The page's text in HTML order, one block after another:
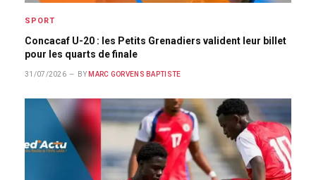
SPORT
Concacaf U-20 : les Petits Grenadiers valident leur billet
pour les quarts de finale
31/07/2026 BY MARC GORVENS BAPTISTE